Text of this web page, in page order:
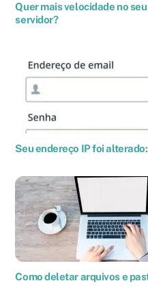
Quer mais velocidade no
servidor?
Seu endereço IP foi
Como deletar arquivos e